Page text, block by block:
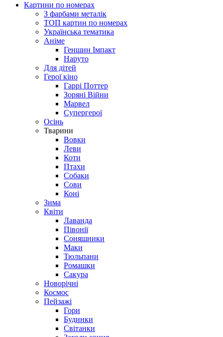
Картини по номерах
З фарбами металік
ТОП картин по номерах
Українська тематика
Аніме
Геншин Імпакт
Наруто
Для дітей
Герої кіно
Гаррі Поттер
Зоряні Війни
Марвел
Супергерої
Осінь
Тварини
Вовки
Леви
Коти
Птахи
Собаки
Сови
Коні
Зима
Квіти
Лаванда
Півонії
Соняшники
Маки
Тюльпани
Ромашки
Сакура
Новорічні
Космос
Пейзажі
Гори
Будинки
Світанки